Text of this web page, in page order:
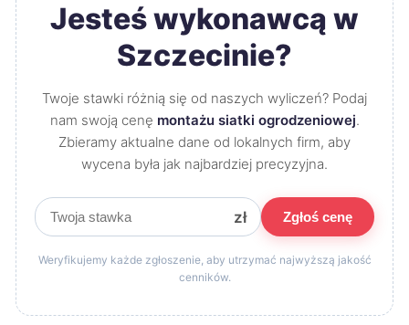
Jesteś wykonawcą w
Szczecinie?
Twoje stawki różnią się od naszych wyliczeń? Podaj
nam swoją cenę montażu siatki ogrodzeniowej.
Zbieramy aktualne dane od lokalnych firm, aby
wycena była jak najbardziej precyzyjna.
zł Zgłoś cenę
Weryfikujemy każde zgłoszenie, aby utrzymać najwyższą jakość
cenników.